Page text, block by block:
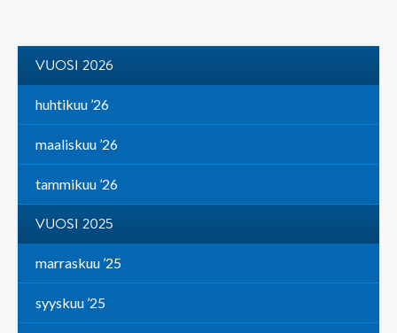
VUOSI 2026
huhtikuu ’26
maaliskuu ’26
tammikuu ’26
VUOSI 2025
marraskuu ’25
syyskuu ’25